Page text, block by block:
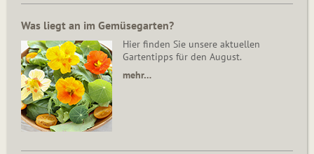
Was liegt an im Gemüsegarten?
Hier finden Sie unsere aktuellen
Gartentipps für den August.
mehr…